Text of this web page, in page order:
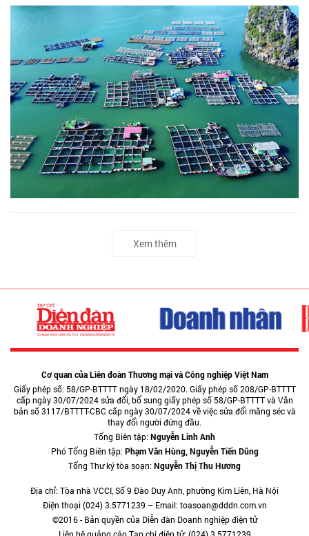
Xem thêm
Cơ quan của Liên đoàn Thương mại và Công nghiệp Việt Nam
Giấy phép số: 58/GP-BTTTT ngày 18/02/2020. Giấy phép số 208/GP-BTTTT
cấp ngày 30/07/2024 sửa đổi, bổ sung giấy phép số 58/GP-BTTTT và Văn
bản số 3117/BTTTT-CBC cấp ngày 30/07/2024 về việc sửa đổi măng séc và
thay đổi người đứng đầu.
Tổng Biên tập:Nguyễn Linh Anh
Phó Tổng Biên tập:Phạm Văn Hùng, Nguyễn Tiến Dũng
Tổng Thư ký tòa soạn:Nguyễn Thị Thu Hương
Địa chỉ: Tòa nhà VCCI, Số 9 Đào Duy Anh, phường Kim Liên, Hà Nội
Điện thoại (024) 3.5771239 – Email: toasoan@dddn.com.vn
©2016 - Bản quyền của Diễn đàn Doanh nghiệp điện tử